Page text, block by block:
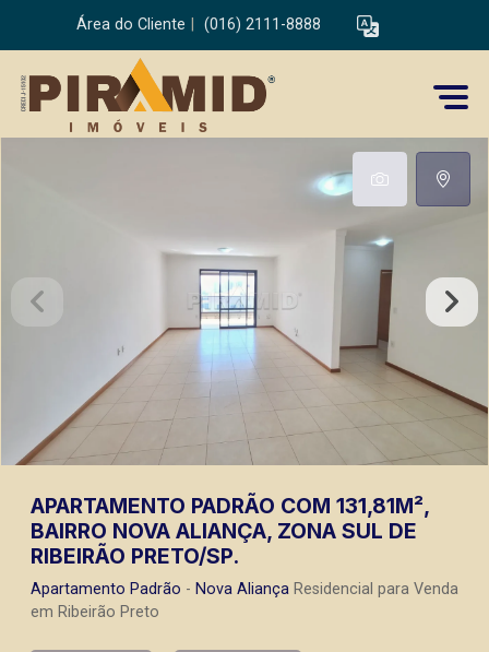
Área do Cliente (016) 2111-8888
APARTAMENTO PADRÃO COM 131,81M²,
BAIRRO NOVA ALIANÇA, ZONA SUL DE
RIBEIRÃO PRETO/SP.
Apartamento Padrão - Nova Aliança Residencial para Venda
em Ribeirão Preto